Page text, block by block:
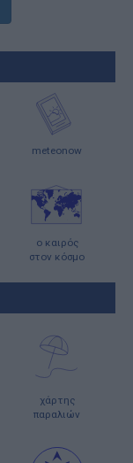
meteonow
ο καιρός
στον κόσμο
χάρτης
παραλιών